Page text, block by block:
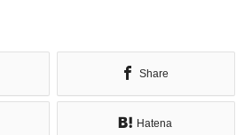
Share
Hatena